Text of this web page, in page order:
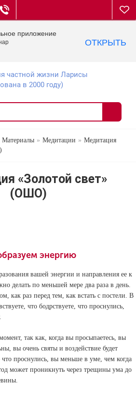
Материалы Медитации
Медитация
«Золотой свет»
(ОШО)
энергию
вашей энергии и направления ее к
делать по меньшей мере два раза в день.
как раз перед тем, как встать с постели. В
что бодрствуете, что проснулись,
так как, когда вы просыпаетесь, вы
вы очень святы и воздействие будет
что проснулись, вы меньше в уме, чем когда
может проникнуть через трещины ума до
приложение
ОТКРЫТЬ